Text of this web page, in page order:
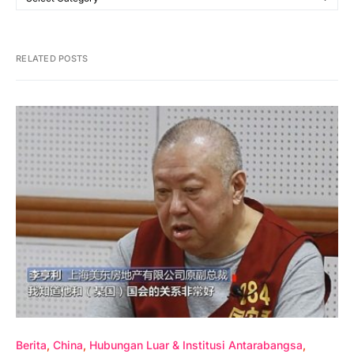
RELATED POSTS
Berita China Hubungan Luar & Institusi Antarabangsa